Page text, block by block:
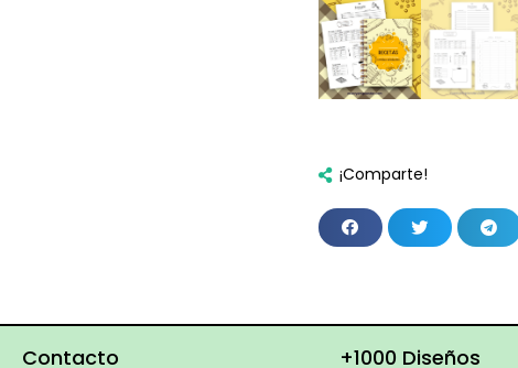
¡Comparte!
Contacto +1000 Diseños